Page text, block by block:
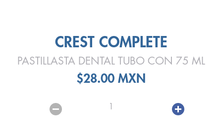
CREST COMPLETE
PASTILLASTA DENTAL TUBO CON 75 ML
$28.00 MXN
1